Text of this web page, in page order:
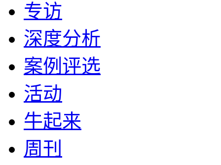
专访
深度分析
案例评选
活动
牛起来
周刊